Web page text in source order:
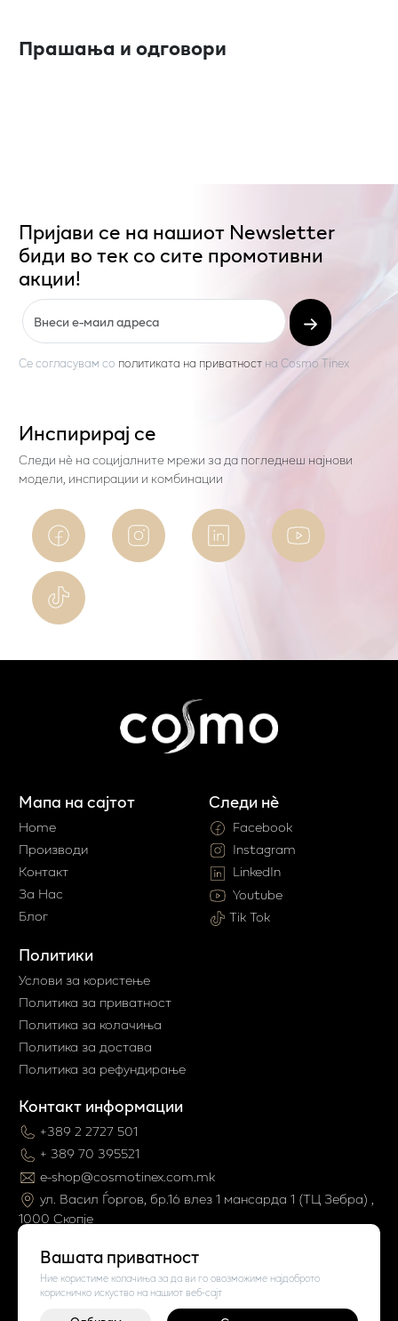
Вашата приватност
Ние користиме колачиња за да ви го овозможиме најдоброто
корисничко искуство на нашиот веб-сајт
Прашања и одговори
Пријави се на нашиот Newsletter
биди во тек со сите промотивни
акции!
Се согласувам со политиката на приватност на Cosmo Tinex
Инспирирај се
Следи нѐ на социјалните мрежи за да погледнеш најнови
модели, инспирации и комбинации
Мапа на сајтот
Home
Производи
Контакт
За Нас
Блог
Политики
Услови за користење
Политика за приватност
Политика за колачиња
Политика за достава
Политика за рефундирање
Контакт информации
+389 2 2727 501
+ 389 70 395521
e-shop@cosmotinex.com.mk
ул. Васил Ѓоргов, бр.16 влез 1 мaнсарда 1 (ТЦ Зебра) ,
1000 Скопје
Следи нè
Facebook
Instagram
LinkedIn
Youtube
Tik Tok